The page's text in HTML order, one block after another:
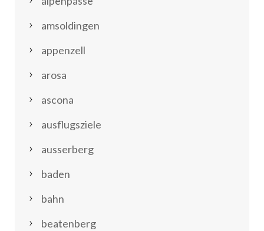
amsoldingen
appenzell
arosa
ascona
ausflugsziele
ausserberg
baden
bahn
beatenberg